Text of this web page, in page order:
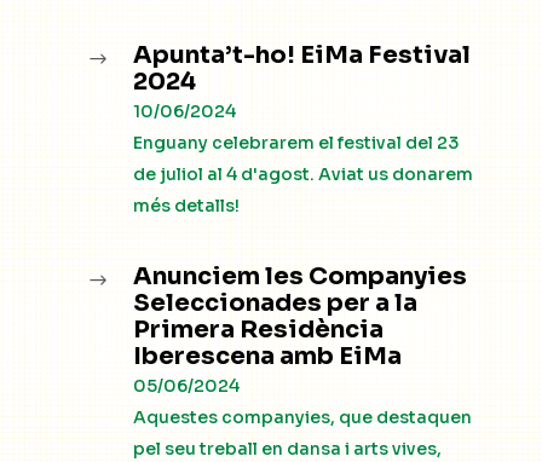
$
Apunta’t-ho! EiMa Festival
2024
10/06/2024
Enguany celebrarem el festival del 23
de juliol al 4 d'agost. Aviat us donarem
més detalls!
$
Anunciem les Companyies
Seleccionades per a la
Primera Residència
Iberescena amb EiMa
05/06/2024
Aquestes companyies, que destaquen
pel seu treball en dansa i arts vives,